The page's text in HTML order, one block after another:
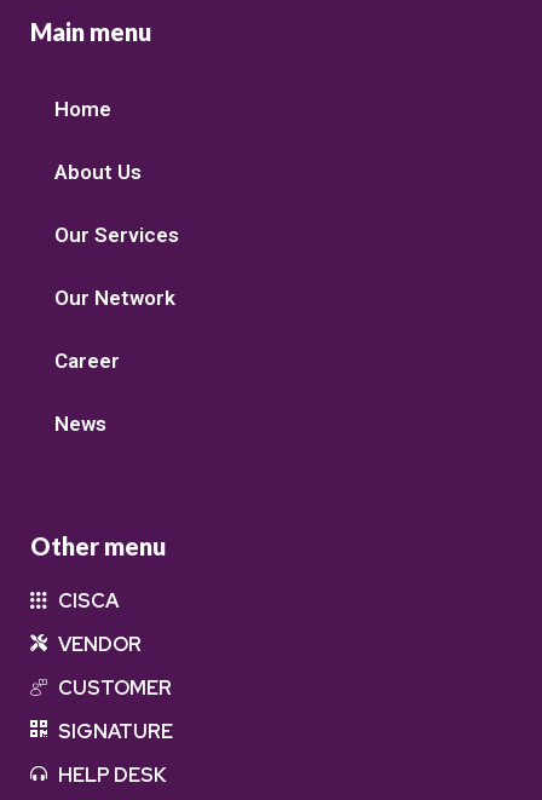
Main menu
Home
About Us
Our Services
Our Network
Career
News
Other menu
CISCA
VENDOR
CUSTOMER
SIGNATURE
HELP DESK